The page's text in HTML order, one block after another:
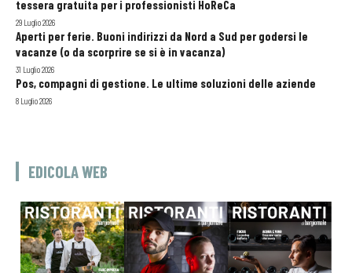
tessera gratuita per i professionisti HoReCa
29 Luglio 2026
Aperti per ferie. Buoni indirizzi da Nord a Sud per godersi le
vacanze (o da scorprire se si è in vacanza)
31 Luglio 2026
Pos, compagni di gestione. Le ultime soluzioni delle aziende
8 Luglio 2026
EDICOLA WEB